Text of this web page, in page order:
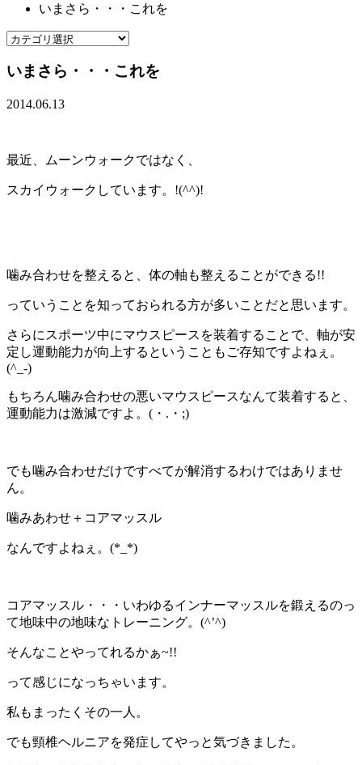
いまさら・・・これを
いまさら・・・これを
2014.06.13
最近、ムーンウォークではなく、
スカイウォークしています。!(^^)!
噛み合わせを整えると、体の軸も整えることができる!!
っていうことを知っておられる方が多いことだと思います。
さらにスポーツ中にマウスピースを装着することで、軸が安
定し運動能力が向上するということもご存知ですよねぇ。
(^_-)
もちろん噛み合わせの悪いマウスピースなんて装着すると、
運動能力は激減ですよ。(・.・;)
でも噛み合わせだけですべてが解消するわけではありませ
ん。
噛みあわせ＋コアマッスル
なんですよねぇ。(*_*)
コアマッスル・・・いわゆるインナーマッスルを鍛えるのっ
て地味中の地味なトレーニング。(^’^)
そんなことやってれるかぁ~!!
って感じになっちゃいます。
私もまったくその一人。
でも頸椎ヘルニアを発症してやっと気づきました。